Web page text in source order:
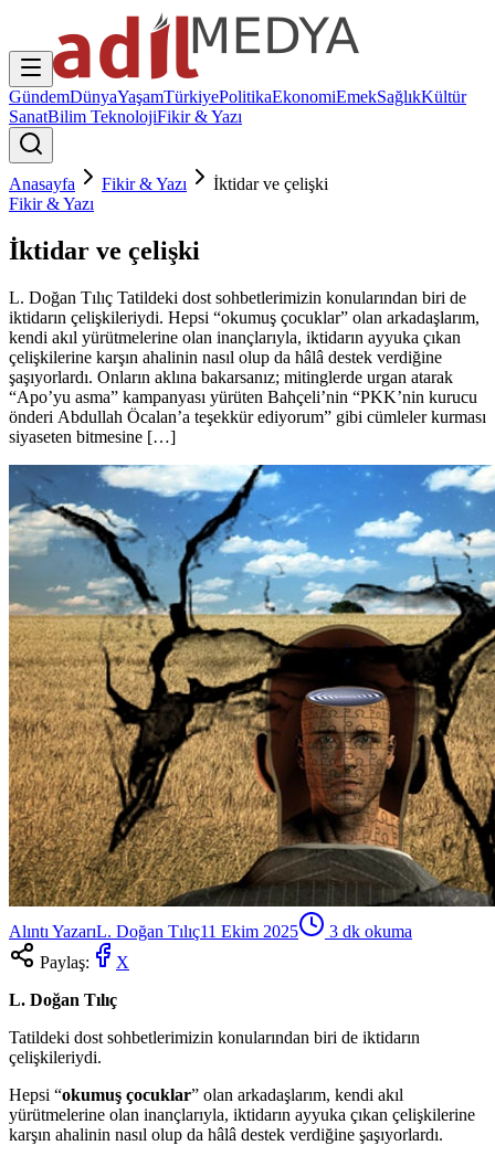
GündemDünyaYaşamTürkiyePolitikaEkonomiEmekSağlıkKültür
SanatBilim TeknolojiFikir & Yazı
Anasayfa Fikir & Yazı
İktidar ve çelişki
Fikir & Yazı
İktidar ve çelişki
L. Doğan Tılıç Tatildeki dost sohbetlerimizin konularından biri de
iktidarın çelişkileriydi. Hepsi “okumuş çocuklar” olan arkadaşlarım,
kendi akıl yürütmelerine olan inançlarıyla, iktidarın ayyuka çıkan
çelişkilerine karşın ahalinin nasıl olup da hâlâ destek verdiğine
şaşıyorlardı. Onların aklına bakarsanız; mitinglerde urgan atarak
“Apo’yu asma” kampanyası yürüten Bahçeli’nin “PKK’nin kurucu
önderi Abdullah Öcalan’a teşekkür ediyorum” gibi cümleler kurması
siyaseten bitmesine […]
Alıntı YazarıL. Doğan Tılıç11 Ekim 2025 3 dk okuma
Paylaş:
X
L. Doğan Tılıç
Tatildeki dost sohbetlerimizin konularından biri de iktidarın
çelişkileriydi.
Hepsi “okumuş çocuklar” olan arkadaşlarım, kendi akıl
yürütmelerine olan inançlarıyla, iktidarın ayyuka çıkan çelişkilerine
karşın ahalinin nasıl olup da hâlâ destek verdiğine şaşıyorlardı.